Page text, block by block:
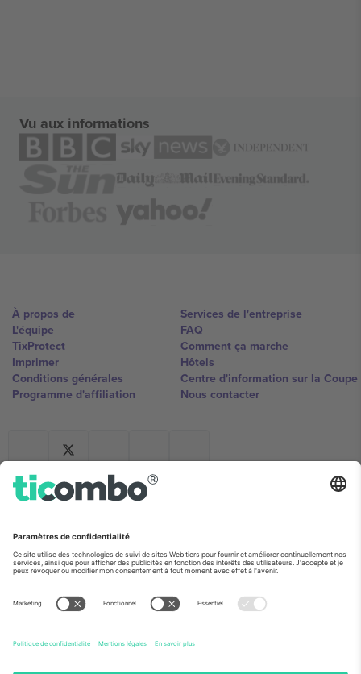
Vu aux informations
À propos de
L'équipe
TixProtect
Imprimer
Conditions générales
Programme d'affiliation
Services de l'entreprise
FAQ
Comment ça marche
Hôtels
Centre d'information sur la Coupe
Nous contacter
Ticombo France
Mimi Balkanska 132, 1540, Sofia,
Bulgaria
L'entité juridique du fournisseur de la plateforme peut changer en
détails, consultez la page spécifique de l'événement, les mentions